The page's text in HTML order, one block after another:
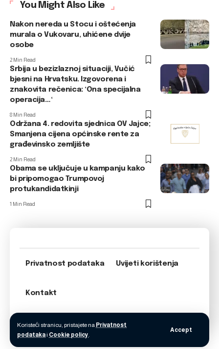
Koristeći stranicu, pristajete na Privatnost
podatakai Cookie policy.
Accept
You Might Also Like
Nakon nereda u Stocu i oštećenja
murala o Vukovaru, uhićene dvije
osobe
2 Min Read
Srbija u bezizlaznoj situaciji, Vučić
bjesni na Hrvatsku. Izgovorena i
znakovita rečenica: ‘Ona specijalna
operacija…‘
8 Min Read
Održana 4. redovita sjednica OV Jajce;
Smanjena cijena općinske rente za
građevinsko zemljište
2 Min Read
Obama se uključuje u kampanju kako
bi pripomogao Trumpovoj
protukandidatkinji
1 Min Read
Privatnost podataka Uvijeti korištenja
Kontakt